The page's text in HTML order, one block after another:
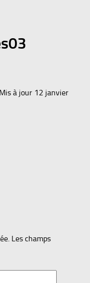
Mis à jour 12 janvier
Les champs